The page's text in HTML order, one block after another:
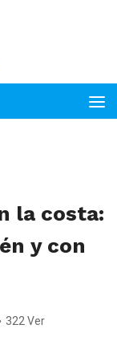
la costa:
y con
322 Ver